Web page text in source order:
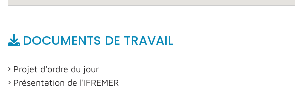
DOCUMENTS DE TRAVAIL
Projet d'ordre du jour
Présentation de l'IFREMER